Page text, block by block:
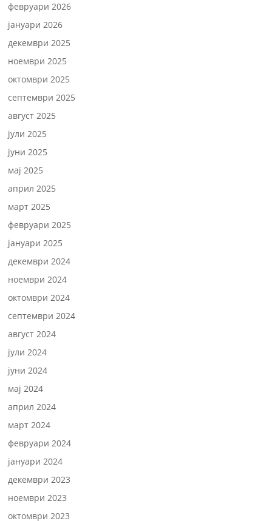
февруари 2026
јануари 2026
декември 2025
ноември 2025
октомври 2025
септември 2025
август 2025
јули 2025
јуни 2025
мај 2025
април 2025
март 2025
февруари 2025
јануари 2025
декември 2024
ноември 2024
октомври 2024
септември 2024
август 2024
јули 2024
јуни 2024
мај 2024
април 2024
март 2024
февруари 2024
јануари 2024
декември 2023
ноември 2023
октомври 2023